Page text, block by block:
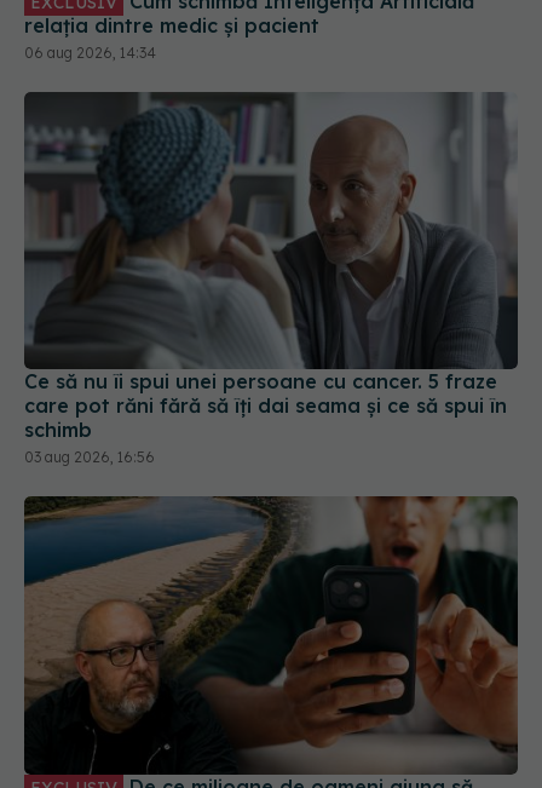
Ce să nu îi spui unei persoane cu cancer. 5 fraze
care pot răni fără să îți dai seama și ce să spui în
schimb
03 aug 2026, 16:56
EXCLUSIV
De ce milioane de oameni ajung să
creadă teoriile conspirației. Psihologul Radu Leca
explică ce se întâmplă în creier